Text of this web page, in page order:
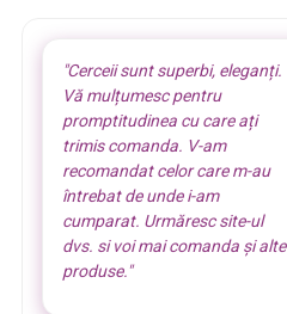
"Cerceii sunt superbi, eleganți.
Vă mulțumesc pentru
promptitudinea cu care ați
trimis comanda. V-am
recomandat celor care m-au
întrebat de unde i-am
cumparat. Urmăresc site-ul
dvs. si voi mai comanda și alte
produse."